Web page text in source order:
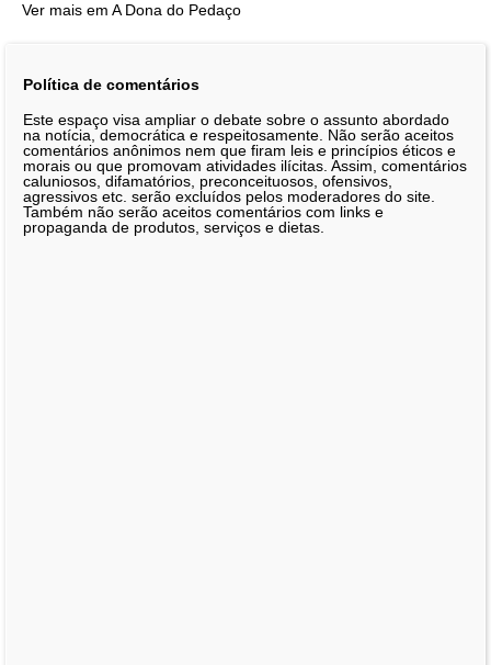
Ver mais em A Dona do Pedaço
Política de comentários
Este espaço visa ampliar o debate sobre o assunto abordado
na notícia, democrática e respeitosamente. Não serão aceitos
comentários anônimos nem que firam leis e princípios éticos e
morais ou que promovam atividades ilícitas. Assim, comentários
caluniosos, difamatórios, preconceituosos, ofensivos,
agressivos etc. serão excluídos pelos moderadores do site.
Também não serão aceitos comentários com links e
propaganda de produtos, serviços e dietas.